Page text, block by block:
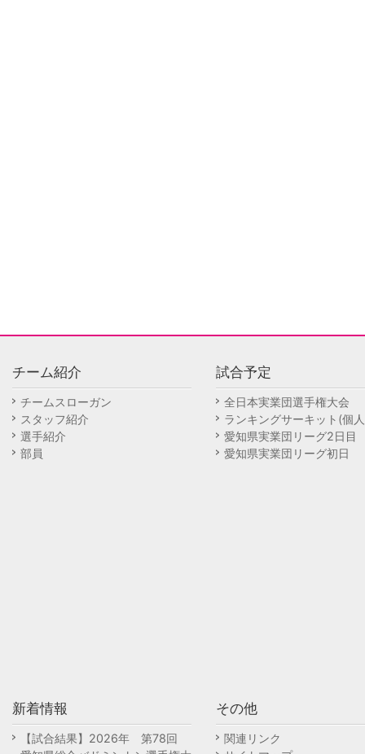
チーム紹介
チームスローガン
スタッフ紹介
選手紹介
部員
試合予定
全日本実業団選手権大会
ランキングサーキット(個
愛知県実業団リーグ2日目
愛知県実業団リーグ初日
新着情報
【試合結果】2026年 第78回
その他
関連リンク